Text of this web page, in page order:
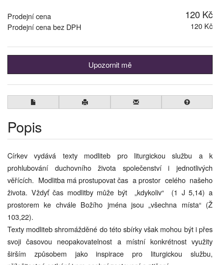
Prodejní cena 120 Kč
Prodejní cena bez DPH 120 Kč
Upozornit mě
Popis
Církev vydává texty modliteb pro liturgickou službu a k
prohlubování duchovního života společenství i jednotlivých
věřících. Modlitba má prostupovat čas a prostor celého našeho
života. Vždyť čas modlitby může být „kdykoliv“ (1 J 5,14) a
prostorem ke chvále Božího jména jsou „všechna místa“ (Ž
103,22).
Texty modliteb shromážděné do této sbírky však mohou být i přes
svoji časovou neopakovatelnost a místní konkrétnost využity
širším způsobem jako inspirace pro liturgickou službu,